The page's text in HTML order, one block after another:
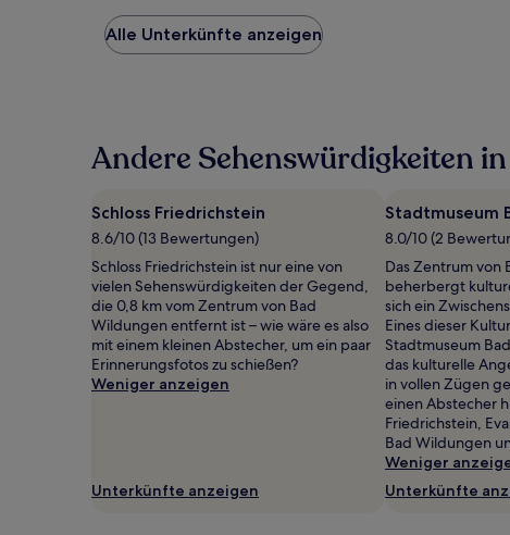
der
niedrigste
Preis
den
letzten
für
Aufenthalt
mit
1 Übernachtung
von
2 Erwachsenen
gefunden
wurde.
Preise
ändern.
Es
Alle Unterkünfte anzeigen
Andere Sehenswürdigkeiten
Schloss Friedrichstein
8.6/10 (13 Bewertungen)
Schloss Friedrichstein ist nur eine von
vielen Sehenswürdigkeiten der Gegend,
die 0,8 km vom Zentrum von Bad
Wildungen entfernt ist – wie wäre es also
mit einem kleinen Abstecher, um ein paar
Erinnerungsfotos zu schießen?
Weniger anzeigen
Unterkünfte anzeigen
Stadtmuseum
8.0/10 (2
Das Zentrum von
beherbergt
sich ein
Eines dieser
Stadtmuseum
das kulturelle
in vollen Zügen
einen Abstecher
Friedrichstein,
Bad Wildungen
Weniger
Unterkünfte